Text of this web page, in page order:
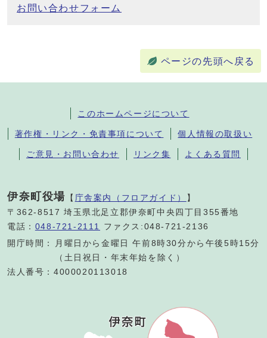
お問い合わせフォーム
ページの先頭へ戻る
このホームページについて
著作権・リンク・免責事項について 個人情報の取扱い
ご意見・お問い合わせ リンク集 よくある質問
伊奈町役場 【 庁舎案内（フロアガイド） 】
〒362-8517 埼玉県北足立郡伊奈町中央四丁目355番地
電話： 048-721-2111
ファクス:048-721-2136
開庁時間：
月曜日から金曜日 午前8時30分から午後5時15分
（土日祝日・年末年始を除く）
法人番号：4000020113018